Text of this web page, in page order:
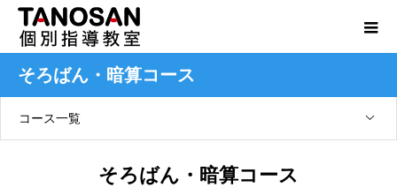
そろばん・暗算コース
コース一覧
そろばん・暗算コース